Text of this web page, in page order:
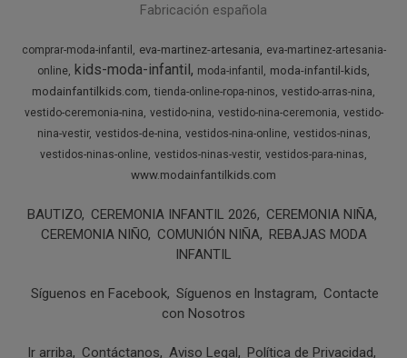
Fabricación española
comprar-moda-infantil eva-martinez-artesania
eva-martinez-artesania-
online kids-moda-infantil moda-infantil
moda-infantil-kids
modainfantilkids.com tienda-online-ropa-ninos vestido-arras-nina
vestido-ceremonia-nina vestido-nina vestido-nina-ceremonia vestido-
nina-vestir vestidos-de-nina vestidos-nina-online vestidos-ninas
vestidos-ninas-online vestidos-ninas-vestir vestidos-para-ninas
www.modainfantilkids.com
BAUTIZO CEREMONIA INFANTIL 2026
CEREMONIA NIÑA
CEREMONIA NIÑO COMUNIÓN NIÑA REBAJAS MODA
INFANTIL
Síguenos en Facebook Síguenos en Instagram
Contacte
con Nosotros
Ir arriba Contáctanos Aviso Legal Política de Privacidad